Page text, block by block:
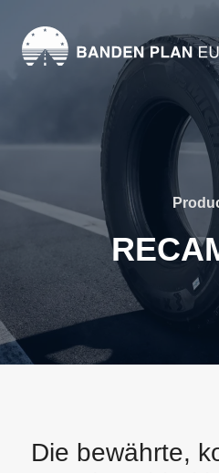
Inhalt
springen
Die bewährte,